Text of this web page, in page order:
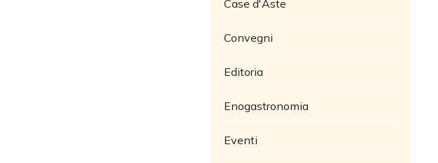
Case d'Aste
Convegni
Editoria
Enogastronomia
Eventi